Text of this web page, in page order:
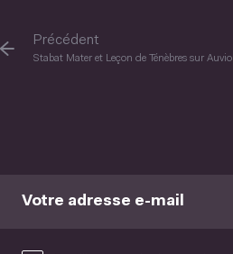
Précédent
Stabat Mater et Leçon de Ténèbres sur Auvio
Votre adresse e-mail